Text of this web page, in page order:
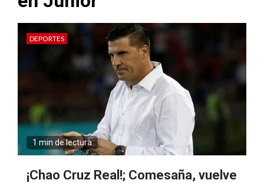
DEPORTES
1 min de lectura
¡Chao Cruz Real!; Comesaña, vuelve